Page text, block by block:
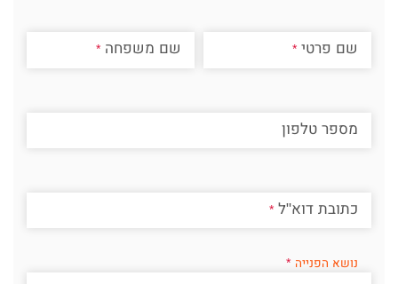
שם פרטי שם משפחה
מספר טלפון
כתובת דוא"ל
נושא הפנייה